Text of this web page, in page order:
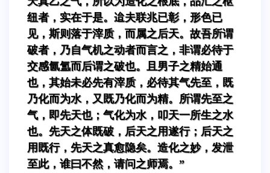
纽者，实在于是。迨夫联兆已彰，形色已
见，斯则落于滓质，而属之后天。故吾所谓
破者，乃自气机之动者而言之，非谓必待于
交感氤氲而后谓之破也。且男子之精始通
也，其始未必先有滓质，必待其气先至，既
乃化而为水，又既乃化而为精。所谓先至之
气，即先天也；气化为水，叩天一所生之水
也。先天之体既破，后天之用遂行；后天之
用既行，先天之真愈隐矣。造化之妙，发泄
至此，谁曰不然，请问之师焉。”